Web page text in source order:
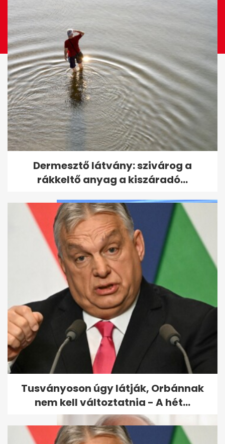
A visszavonuló Hosszú Katinka
csodálatos karrierje képekben
Hosszú Katinka kifejezetten
nyersen ment neki az
úszószövetség...
Dermesztő látvány: szivárog a
rákkeltő anyag a kiszáradó...
Tusványoson úgy látják, Orbánnak
nem kell változtatnia - A hét...